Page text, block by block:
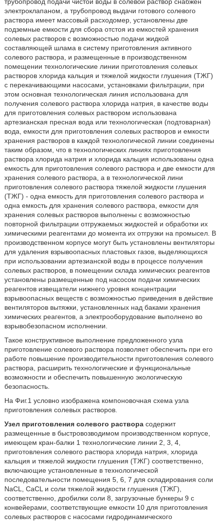
электроклапаном, а трубопровод выдачи готового солевого
раствора имеет массовый расходомер, установлены две
подземные емкости для сбора отстоя из емкостей хранения
солевых растворов с возможностью подачи жидкой
составляющей шлама в систему приготовления активного
солевого раствора, и размещенные в производственном
помещении технологические линии приготовления солевых
растворов хлорида кальция и тяжелой жидкости глушения (ТЖГ)
с перекачивающими насосами, установками фильтрации, при
этом основная технологическая линия использована для
получения солевого раствора хлорида натрия, в качестве воды
для приготовления солевых раствором использована
артезианская пресная вода или технологическая (подтоварная)
вода, емкости для приготовления солевых растворов и емкости
хранения растворов в каждой технологической линии соединены
таким образом, что в технологических линиях приготовления
раствора хлорида натрия и хлорида кальция использованы одна
емкость для приготовления солевого раствора и две емкости для
хранения солевого раствора, а в технологической лини
приготовления солевого раствора тяжелой жидкости глушения
(ТЖГ) - одна емкость для приготовления солевого раствора и
одна емкость для хранения солевого раствора, емкости для
хранения солевых растворов выполнены с возможностью
повторной фильтрации отгружаемых жидкостей и обработки их
химическими реагентами до момента их отгрузки на промысел. В
производственном корпусе могут быть установлены вентиляторы
для удаления взрывоопасных пластовых газов, выделяющихся
при использовании артезианской воды в процессе получения
солевых растворов, в помещении склада химических реагентов
установлены размещенные под насосом подачи химических
реагентов извещатели нижнего уровня концентрации
взрывоопасных веществ с возможностью приведения в действие
вентиляторов вытяжки, установленных над баками хранения
химических реагентов, а электрооборудование выполнено во
взрывобезопасном исполнении.
Такое конструктивное выполнение предложенного узла
приготовление солевого раствора позволяет обеспечить при его
работе повышение производительности приготовления солевого
раствора, расширить технологические и функциональные
возможности и обеспечить повышенную экологическую
безопасность.
На Фиг.1 условно изображена компоновочная схема узла
приготовления солевых растворов.
Узел приготовления солевого растворасодержит
размещенные в быстровозводимом производственном корпусе,
имеющем кран-балки 1 технологические линии 2, 3, 4,
приготовления солевого раствора хлорида натрия, хлорида
кальция и тяжелой жидкости глушения (ТЖГ) соответственно,
включающие установленные в технологической
последовательности помещения 5, 6, 7 для складирования соли
NaCL, CaCL и соли тяжелой жидкости глушения (ТЖГ),
соответственно, дробилки соли 8, загрузочные бункеры 9 с
конвейерами, соответствующие емкости 10 для приготовления
солевых растворов с насосами гидродинамического